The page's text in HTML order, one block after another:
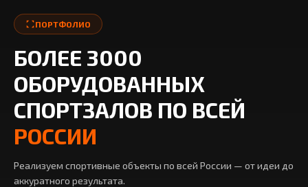
ПОРТФОЛИО
БОЛЕЕ 3000
ОБОРУДОВАННЫХ
СПОРТЗАЛОВ ПО ВСЕЙ
РОССИИ
Реализуем спортивные объекты по всей России — от идеи до
аккуратного результата.